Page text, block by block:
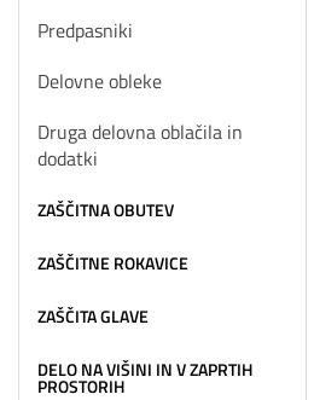
Predpasniki
Delovne obleke
Druga delovna oblačila in
dodatki
ZAŠČITNA OBUTEV
ZAŠČITNE ROKAVICE
ZAŠČITA GLAVE
DELO NA VIŠINI IN V ZAPRTIH
PROSTORIH